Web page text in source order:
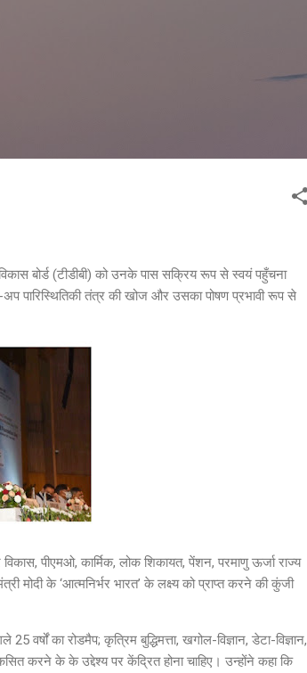
बोर्ड (टीडीबी) को उनके पास सक्रिय रूप से स्वयं पहुँचना
अप पारिस्थितिकी तंत्र की खोज और उसका पोषण प्रभावी रूप से
पीएमओ, कार्मिक, लोक शिकायत, पेंशन, परमाणु ऊर्जा राज्य
मोदी के ‘आत्मनिर्भर भारत’ के लक्ष्य को प्राप्त करने की कुंजी
का रोडमैप; कृत्रिम बुद्धिमत्ता, खगोल-विज्ञान, डेटा-विज्ञान,
करने के के उद्देश्य पर केंद्रित होना चाहिए। उन्होंने कहा कि